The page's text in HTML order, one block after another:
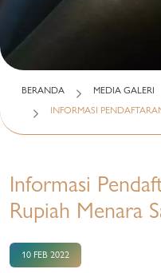
BERANDA
MEDIA GALERI
INFORMASI
Informasi
Rupiah Menara
10 FEB 2022